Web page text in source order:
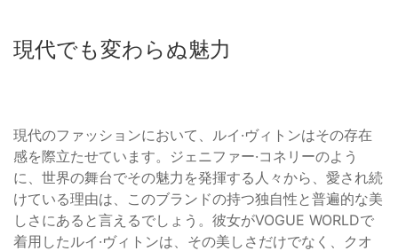
現代でも変わらぬ魅力
現代のファッションにおいて、ルイ·ヴィトンはその存在
感を際立たせています。ジェニファー·コネリーのよう
に、世界の舞台でその魅力を発揮する人々から、愛され続
けている理由は、このブランドの持つ独自性と普遍的な美
しさにあると言えるでしょう。彼女がVOGUE WORLDで
着用したルイ·ヴィトンは、その美しさだけでなく、クオ